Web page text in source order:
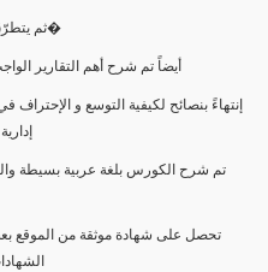
ثم يتطرّق الكورس للجزء الأساسي و هوا شرح لمها�
أيضاً تم شرح أهم التقارير
إنتهاءً بنصائح لكيفية التوسع و
تم شرح الكورس بلغة عربية بسيطة
تحصل على شهادة موثقة من الموقع